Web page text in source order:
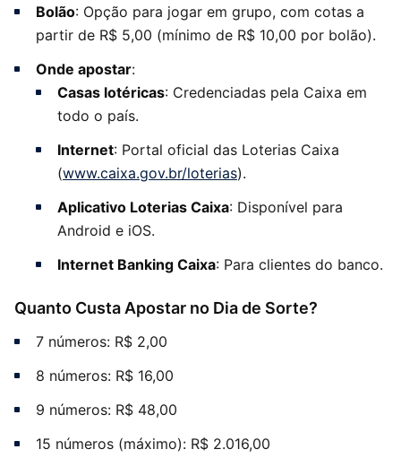
Bolão: Opção para jogar em grupo, com cotas a
partir de R$ 5,00 (mínimo de R$ 10,00 por bolão).
Onde apostar:
Casas lotéricas: Credenciadas pela Caixa em
todo o país.
Internet: Portal oficial das Loterias Caixa
(www.caixa.gov.br/loterias).
Aplicativo Loterias Caixa: Disponível para
Android e iOS.
Internet Banking Caixa: Para clientes do banco.
Quanto Custa Apostar no Dia de Sorte?
7 números: R$ 2,00
8 números: R$ 16,00
9 números: R$ 48,00
15 números (máximo): R$ 2.016,00